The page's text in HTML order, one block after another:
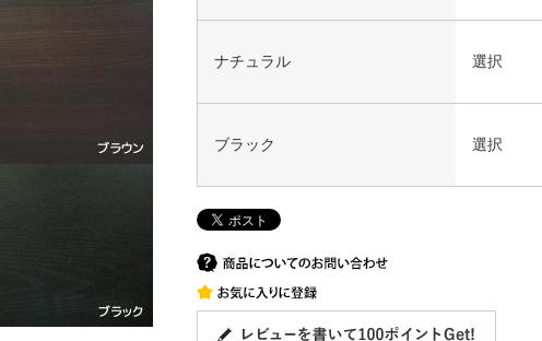
ナチュラル 選択
ブラック 選択